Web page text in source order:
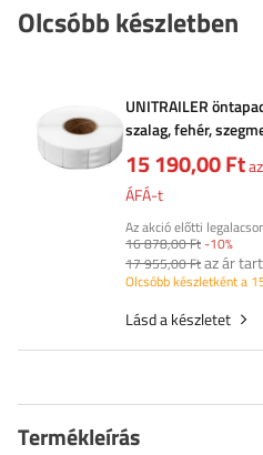
Olcsóbb készletben
UNITRAILER
szalag, fehér,
15 190,00 Ft
ÁFÁ-t
Az akció előtti
16 878,00 Ft-10%
17 955,00 Ftaz ár
Olcsóbb készletként a
Lásd a készletet
Termékleírás